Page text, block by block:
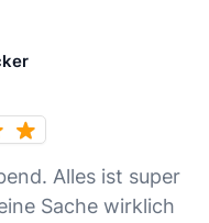
Alles ist super
Sache wirklich